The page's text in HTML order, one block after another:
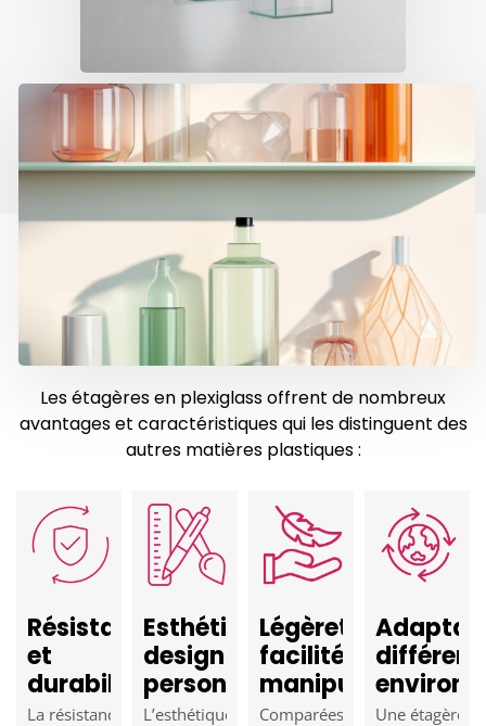
Avantages et
Caractéristiques
Les étagères en plexiglass offrent de nombreux
avantages et caractéristiques qui les distinguent des
autres matières plastiques :
Résistance
et
durabilité
La résistance et la
Esthétique et
design
personnalisable
L’esthétique et le design
Légèreté et
facilité de
manipulation
Comparées aux Une étagère